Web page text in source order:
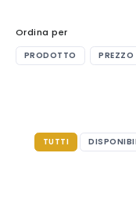
Ordina per
PRODOTTO PREZZO
TUTTI